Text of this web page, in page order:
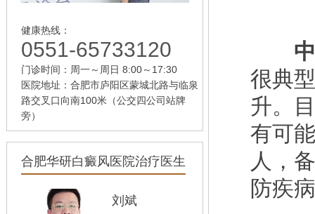
健康热线：
0551-65733120
门诊时间：周一～周日 8:00～17:30
医院地址：合肥市庐阳区蒙城北路与临泉
路交叉口向南100米（公交四公司站牌
旁）
合肥华研白癜风医院治疗医生
孙定英
高汝辉
刘斌
很典
升。
有可
人，
防疾